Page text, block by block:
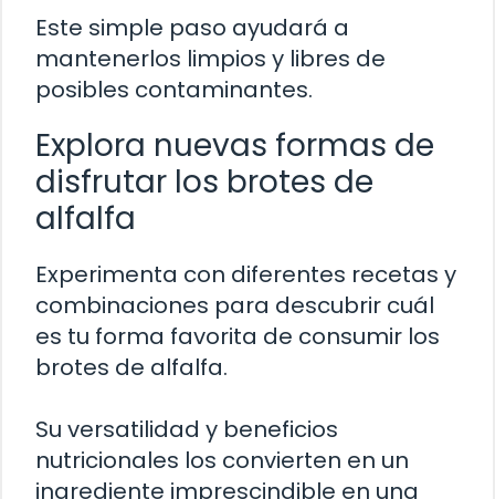
Este simple paso ayudará a
mantenerlos limpios y libres de
posibles contaminantes.
Explora nuevas formas de
disfrutar los brotes de
alfalfa
Experimenta con diferentes recetas y
combinaciones para descubrir cuál
es tu forma favorita de consumir los
brotes de alfalfa.
Su versatilidad y beneficios
nutricionales los convierten en un
ingrediente imprescindible en una